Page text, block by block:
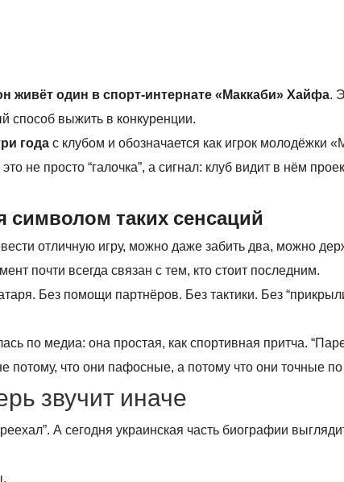
живёт один в спорт-интернате «Маккаби» Хайфа.
способ выжить в конкуренции.
года с клубом и обозначается как игрок молодёжки
не просто “галочка”, а сигнал: клуб видит в нём
символом таких сенсаций
отличную игру, можно даже забить два, можно
почти всегда связан с тем, кто стоит последним.
Без помощи партнёров. Без тактики. Без
по медиа: она простая, как спортивная притча.
потому, что они пафосные, а потому что они точные
звучит иначе
А сегодня украинская часть биографии